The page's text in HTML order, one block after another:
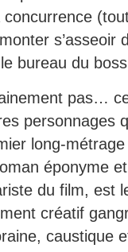
s’asseoir
bureau du
pas…
personnages
long-
éponyme
du film, est
créatif
caustique